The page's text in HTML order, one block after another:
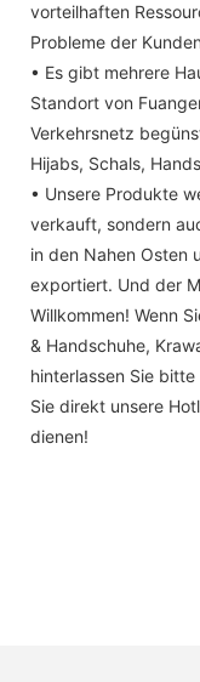
vorteilhaften
Probleme der
• Es gibt mehrere
Standort von
Verkehrsnetz
Hijabs, Schals,
• Unsere Produkte
verkauft, sondern
in den Nahen Osten
exportiert. Und der
Willkommen! Wenn
& Handschuhe,
hinterlassen Sie
Sie direkt unsere
dienen!